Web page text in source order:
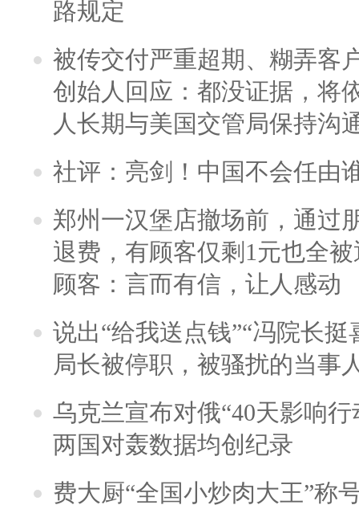
路规定
被传交付严重超期、糊弄客
创始人回应：都没证据，将
人长期与美国交管局保持沟
社评：亮剑！中国不会任由
郑州一汉堡店撤场前，通过
退费，有顾客仅剩1元也全
顾客：言而有信，让人感动
说出“给我送点钱”“冯院长
局长被停职，被骚扰的当事
乌克兰宣布对俄“40天影响
两国对轰数据均创纪录
费大厨“全国小炒肉大王”称